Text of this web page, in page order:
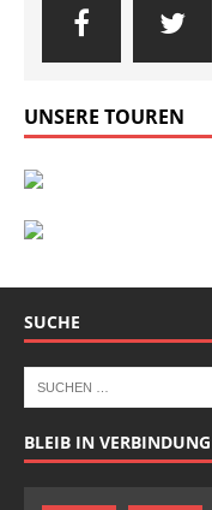
UNSERE TOUREN
SUCHE
BLEIB IN VERBINDUNG